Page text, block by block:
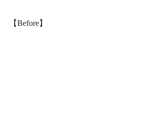
【Before】